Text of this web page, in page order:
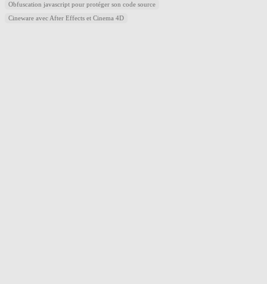
Obfuscation javascript pour protéger son code source
Cineware avec After Effects et Cinema 4D